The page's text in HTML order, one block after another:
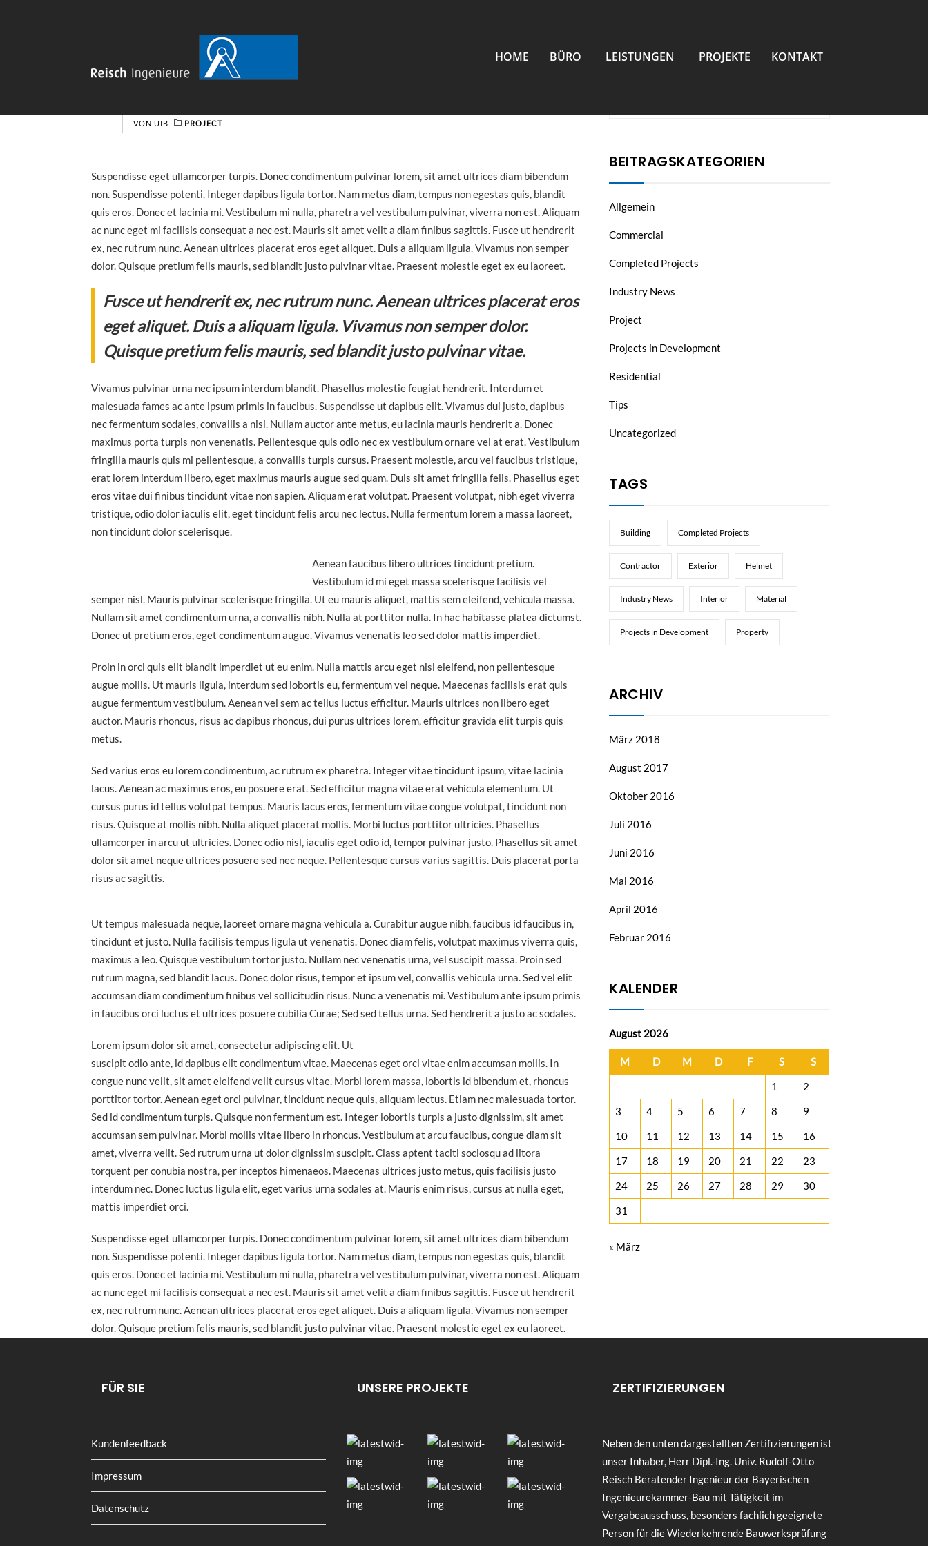
HOME BÜRO LEISTUNGEN PROJEKTE KONTAKT
MÄRZ
Lobortis id bibendum et
rhoncus porttitor tortor
VON UIB PROJECT
Suspendisse eget ullamcorper turpis. Donec condimentum pulvinar lorem, sit amet ultrices diam bibendum
non. Suspendisse potenti. Integer dapibus ligula tortor. Nam metus diam, tempus non egestas quis, blandit
quis eros. Donec et lacinia mi. Vestibulum mi nulla, pharetra vel vestibulum pulvinar, viverra non est. Aliquam
ac nunc eget mi facilisis consequat a nec est. Mauris sit amet velit a diam finibus sagittis. Fusce ut hendrerit
ex, nec rutrum nunc. Aenean ultrices placerat eros eget aliquet. Duis a aliquam ligula. Vivamus non semper
dolor. Quisque pretium felis mauris, sed blandit justo pulvinar vitae. Praesent molestie eget ex eu laoreet.
Fusce ut hendrerit ex, nec rutrum nunc. Aenean ultrices placerat eros
eget aliquet. Duis a aliquam ligula. Vivamus non semper dolor.
Quisque pretium felis mauris, sed blandit justo pulvinar vitae.
Vivamus pulvinar urna nec ipsum interdum blandit. Phasellus molestie feugiat hendrerit. Interdum et
malesuada fames ac ante ipsum primis in faucibus. Suspendisse ut dapibus elit. Vivamus dui justo, dapibus
nec fermentum sodales, convallis a nisi. Nullam auctor ante metus, eu lacinia mauris hendrerit a. Donec
maximus porta turpis non venenatis. Pellentesque quis odio nec ex vestibulum ornare vel at erat. Vestibulum
fringilla mauris quis mi pellentesque, a convallis turpis cursus. Praesent molestie, arcu vel faucibus tristique,
erat lorem interdum libero, eget maximus mauris augue sed quam. Duis sit amet fringilla felis. Phasellus eget
eros vitae dui finibus tincidunt vitae non sapien. Aliquam erat volutpat. Praesent volutpat, nibh eget viverra
tristique, odio dolor iaculis elit, eget tincidunt felis arcu nec lectus. Nulla fermentum lorem a massa laoreet,
non tincidunt dolor scelerisque.
Aenean faucibus libero ultrices tincidunt pretium.
Vestibulum id mi eget massa scelerisque facilisis vel
semper nisl. Mauris pulvinar scelerisque fringilla. Ut eu mauris aliquet, mattis sem eleifend, vehicula massa.
Nullam sit amet condimentum urna, a convallis nibh. Nulla at porttitor nulla. In hac habitasse platea dictumst.
Donec ut pretium eros, eget condimentum augue. Vivamus venenatis leo sed dolor mattis imperdiet.
Proin in orci quis elit blandit imperdiet ut eu enim. Nulla mattis arcu eget nisi eleifend, non pellentesque
augue mollis. Ut mauris ligula, interdum sed lobortis eu, fermentum vel neque. Maecenas facilisis erat quis
augue fermentum vestibulum. Aenean vel sem ac tellus luctus efficitur. Mauris ultrices non libero eget
auctor. Mauris rhoncus, risus ac dapibus rhoncus, dui purus ultrices lorem, efficitur gravida elit turpis quis
metus.
Sed varius eros eu lorem condimentum, ac rutrum ex pharetra. Integer vitae tincidunt ipsum, vitae lacinia
lacus. Aenean ac maximus eros, eu posuere erat. Sed efficitur magna vitae erat vehicula elementum. Ut
cursus purus id tellus volutpat tempus. Mauris lacus eros, fermentum vitae congue volutpat, tincidunt non
risus. Quisque at mollis nibh. Nulla aliquet placerat mollis. Morbi luctus porttitor ultricies. Phasellus
ullamcorper in arcu ut ultricies. Donec odio nisl, iaculis eget odio id, tempor pulvinar justo. Phasellus sit amet
dolor sit amet neque ultrices posuere sed nec neque. Pellentesque cursus varius sagittis. Duis placerat porta
risus ac sagittis.
Ut tempus malesuada neque, laoreet ornare magna vehicula a. Curabitur augue nibh, faucibus id faucibus in,
tincidunt et justo. Nulla facilisis tempus ligula ut venenatis. Donec diam felis, volutpat maximus viverra quis,
maximus a leo. Quisque vestibulum tortor justo. Nullam nec venenatis urna, vel suscipit massa. Proin sed
rutrum magna, sed blandit lacus. Donec dolor risus, tempor et ipsum vel, convallis vehicula urna. Sed vel elit
accumsan diam condimentum finibus vel sollicitudin risus. Nunc a venenatis mi. Vestibulum ante ipsum primis
in faucibus orci luctus et ultrices posuere cubilia Curae; Sed sed tellus urna. Sed hendrerit a justo ac sodales.
Lorem ipsum dolor sit amet, consectetur adipiscing elit. Ut
suscipit odio ante, id dapibus elit condimentum vitae. Maecenas eget orci vitae enim accumsan mollis. In
congue nunc velit, sit amet eleifend velit cursus vitae. Morbi lorem massa, lobortis id bibendum et, rhoncus
porttitor tortor. Aenean eget orci pulvinar, tincidunt neque quis, aliquam lectus. Etiam nec malesuada tortor.
Sed id condimentum turpis. Quisque non fermentum est. Integer lobortis turpis a justo dignissim, sit amet
accumsan sem pulvinar. Morbi mollis vitae libero in rhoncus. Vestibulum at arcu faucibus, congue diam sit
amet, viverra velit. Sed rutrum urna ut dolor dignissim suscipit. Class aptent taciti sociosqu ad litora
torquent per conubia nostra, per inceptos himenaeos. Maecenas ultrices justo metus, quis facilisis justo
interdum nec. Donec luctus ligula elit, eget varius urna sodales at. Mauris enim risus, cursus at nulla eget,
mattis imperdiet orci.
Suspendisse eget ullamcorper turpis. Donec condimentum pulvinar lorem, sit amet ultrices diam bibendum
non. Suspendisse potenti. Integer dapibus ligula tortor. Nam metus diam, tempus non egestas quis, blandit
quis eros. Donec et lacinia mi. Vestibulum mi nulla, pharetra vel vestibulum pulvinar, viverra non est. Aliquam
ac nunc eget mi facilisis consequat a nec est. Mauris sit amet velit a diam finibus sagittis. Fusce ut hendrerit
ex, nec rutrum nunc. Aenean ultrices placerat eros eget aliquet. Duis a aliquam ligula. Vivamus non semper
dolor. Quisque pretium felis mauris, sed blandit justo pulvinar vitae. Praesent molestie eget ex eu laoreet.
BEITRAG
HOME NÄCHSTER BEITRAG
SUCHE
BEITRAGSKATEGORIEN
Allgemein
Commercial
Completed Projects
Industry News
Project
Projects in Development
Residential
Tips
Uncategorized
TAGS
Building Completed Projects
Contractor Exterior Helmet
Industry News Interior Material
Projects in Development Property
ARCHIV
März 2018
August 2017
Oktober 2016
Juli 2016
Juni 2016
Mai 2016
April 2016
Februar 2016
KALENDER
August 2026
M D M D F S
S
1
2
3
4 5 6 7 8
9
10
11 12 13 14 15
16
17
18 19 20 21 22
23
24
25 26 27 28 29
30
31
« März
FÜR SIE
Kundenfeedback
Impressum
Datenschutz
UNSERE PROJEKTE ZERTIFIZIERUNGEN
Neben den unten dargestellten Zertifizierungen ist
unser Inhaber, Herr Dipl.-Ing. Univ. Rudolf-Otto
Reisch Beratender Ingenieur der Bayerischen
Ingenieurekammer-Bau mit Tätigkeit im
Vergabeausschuss, besonders fachlich geeignete
Person für die Wiederkehrende Bauwerksprüfung